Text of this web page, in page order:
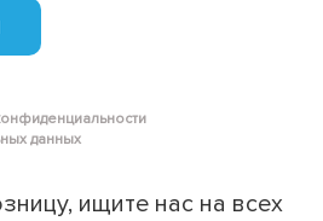
данных
ищите нас на всех